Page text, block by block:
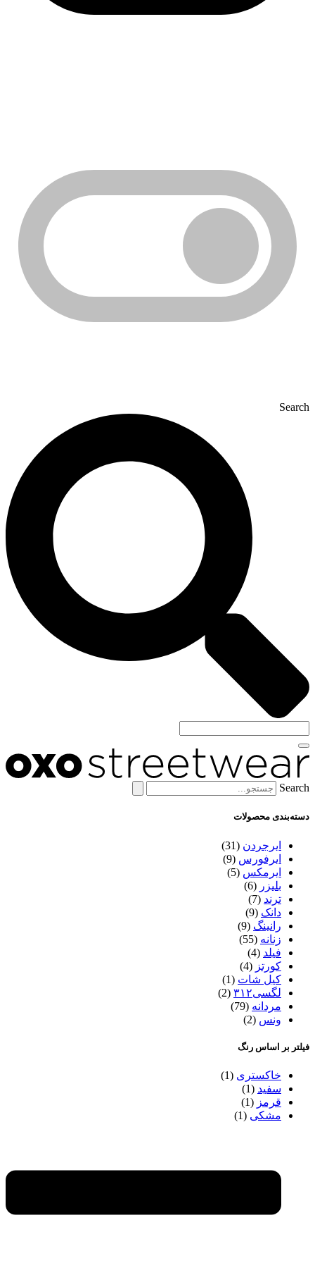
Search
Search
دسته‌بندی محصولات
ایرجردن (31)
ایرفورس (9)
ایرمکس (5)
بلیزر (6)
ترند (7)
دانک (9)
رانینگ (9)
زنانه (55)
فیلد (4)
کورتز (4)
کیل شات (1)
لگسی۳۱۲
(2)
مردانه (79)
ونس (2)
فیلتر بر اساس رنگ
خاکستری (1)
سفید (1)
قرمز (1)
مشکی (1)